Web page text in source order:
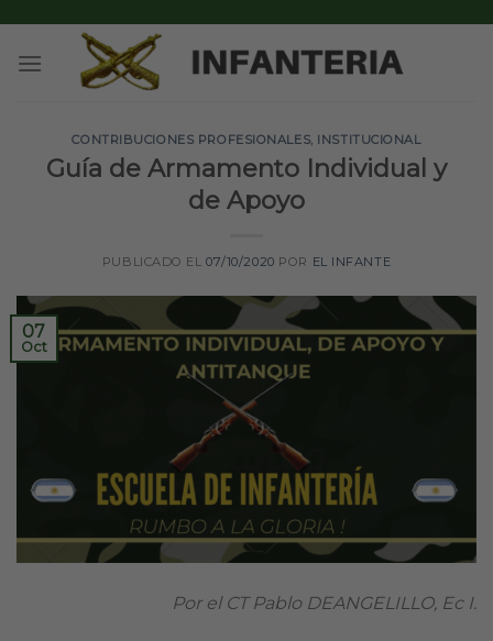
content
CONTRIBUCIONES PROFESIONALES, INSTITUCIONAL
Guía de Armamento Individual y
de Apoyo
PUBLICADO EL07/10/2020 POR EL INFANTE
07
Oct
Por el CT Pablo DEANGELILLO, Ec I.